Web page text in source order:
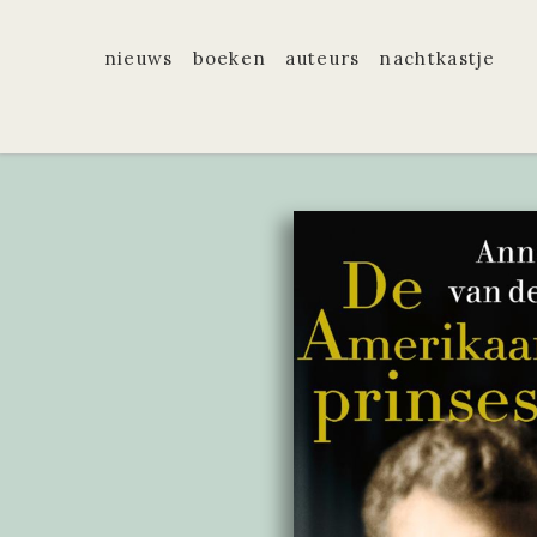
nieuws boeken auteurs nachtkastje